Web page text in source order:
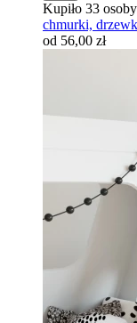
Kupiło 33 osoby
chmurki,
od 56,00 zł